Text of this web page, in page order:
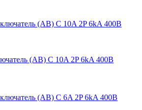
(АВ) C 10A 2P 6kA 400В